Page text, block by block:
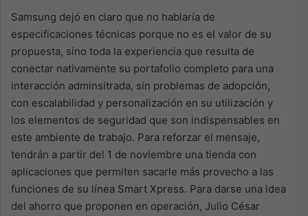
Samsung dejó en claro que no hablaría de
especificaciones técnicas porque no es el valor de su
propuesta, sino toda la experiencia que resulta de
conectar nativamente su portafolio completo para una
interacción adminsitrada, sin problemas de adopción,
con escalabilidad y personalización en su utilización y
los elementos de seguridad que son indispensables en
este ambiente de trabajo. Para reforzar el mensaje,
tendrán a partir del 1 de noviembre una tienda con
aplicaciones que permiten sacarle más provecho a las
funciones de su línea Smart Xpress. Para darse una idea
del ahorro que proponen en operación, Julio César